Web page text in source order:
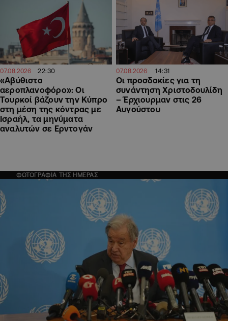
07.08.2026 22:30
«Αβύθιστο
αεροπλανοφόρο»: Οι
Τουρκοί βάζουν την Κύπρο
στη μέση της κόντρας με
Ισραήλ, τα μηνύματα
αναλυτών σε Ερντογάν
07.08.2026 14:31
Οι προσδοκίες για τη
συνάντηση Χριστοδουλίδη
– Έρχιουρμαν στις 26
Αυγούστου
ΦΩΤΟΓΡΑΦΙΑ ΤΗΣ ΗΜΕΡΑΣ